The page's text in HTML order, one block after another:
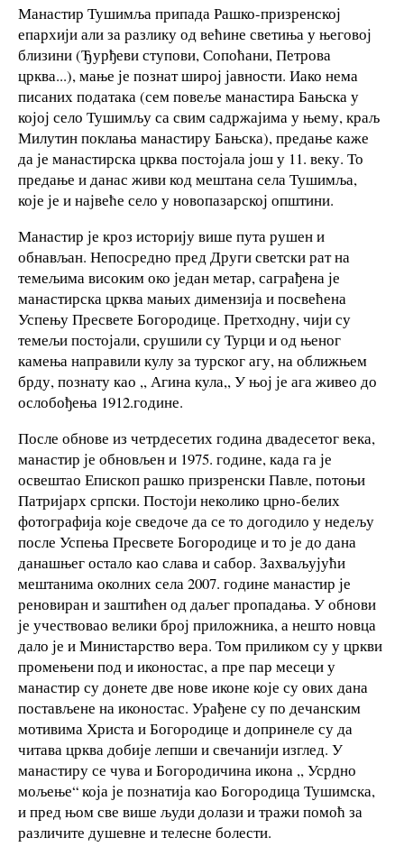
Манастир Тушимља припада Рашко-призренској
епархији али за разлику од већине светиња у његовој
близини (Ђурђеви ступови, Сопоћани, Петрова
црква...), мање је познат широј јавности. Иако нема
писаних података (сем повеље манастира Бањска у
којој село Тушимљу са свим садржајима у њему, краљ
Милутин поклања манастиру Бањска), предање каже
да је манастирска црква постојала још у 11. веку. То
предање и данас живи код мештана села Тушимља,
које је и највеће село у новопазарској општини.
Манастир је кроз историју више пута рушен и
обнављан. Непосредно пред Други светски рат на
темељима високим око један метар, саграђена је
манастирска црква мањих димензија и посвећена
Успењу Пресвете Богородице. Претходну, чији су
темељи постојали, срушили су Турци и од њеног
камења направили кулу за турског агу, на оближњем
брду, познату као ,, Агина кула,, У њој је ага живео до
ослобођења 1912.године.
После обнове из четрдесетих година двадесетог века,
манастир је обновљен и 1975. године, када га је
освештао Епископ рашко призренски Павле, потоњи
Патријарх српски. Постоји неколико црно-белих
фотографија које сведоче да се то догодило у недељу
после Успења Пресвете Богородице и то је до дана
данашњег остало као слава и сабор. Захваљујући
мештанима околних села 2007. године манастир је
реновиран и заштићен од даљег пропадања. У обнови
је учествовао велики број приложника, а нешто новца
дало је и Министарство вера. Том приликом су у цркви
промењени под и иконостас, а пре пар месеци у
манастир су донете две нове иконе које су ових дана
постављене на иконостас. Урађене су по дечанским
мотивима Христа и Богородице и допринеле су да
читава црква добије лепши и свечанији изглед. У
манастиру се чува и Богородичина икона ,, Усрдно
мољење“ која је познатија као Богородица Тушимска,
и пред њом све више људи долази и тражи помоћ за
различите душевне и телесне болести.